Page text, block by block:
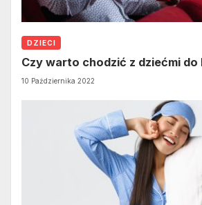
DZIECI
Czy warto chodzić z dziećmi do
10 Października 2022